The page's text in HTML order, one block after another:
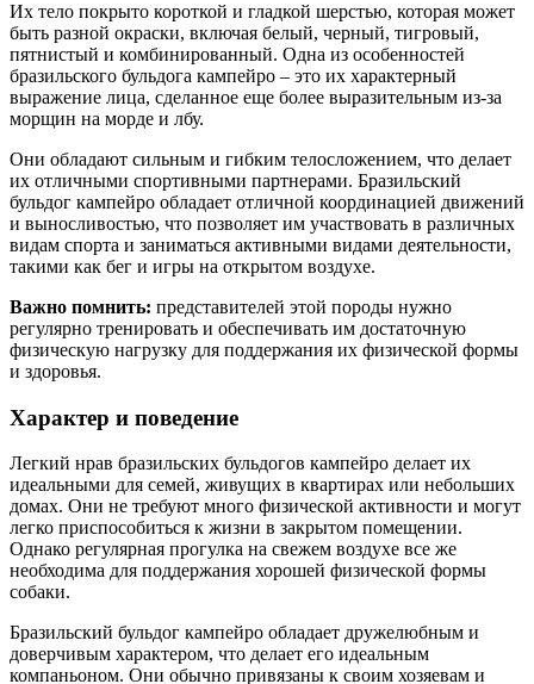
Их тело покрыто короткой и гладкой шерстью, которая может
быть разной окраски, включая белый, черный, тигровый,
пятнистый и комбинированный. Одна из особенностей
бразильского бульдога кампейро – это их характерный
выражение лица, сделанное еще более выразительным из-за
морщин на морде и лбу.
Они обладают сильным и гибким телосложением, что делает
их отличными спортивными партнерами. Бразильский
бульдог кампейро обладает отличной координацией движений
и выносливостью, что позволяет им участвовать в различных
видам спорта и заниматься активными видами деятельности,
такими как бег и игры на открытом воздухе.
Важно помнить: представителей этой породы нужно
регулярно тренировать и обеспечивать им достаточную
физическую нагрузку для поддержания их физической формы
и здоровья.
Характер и поведение
Легкий нрав бразильских бульдогов кампейро делает их
идеальными для семей, живущих в квартирах или небольших
домах. Они не требуют много физической активности и могут
легко приспособиться к жизни в закрытом помещении.
Однако регулярная прогулка на свежем воздухе все же
необходима для поддержания хорошей физической формы
собаки.
Бразильский бульдог кампейро обладает дружелюбным и
доверчивым характером, что делает его идеальным
компаньоном. Они обычно привязаны к своим хозяевам и